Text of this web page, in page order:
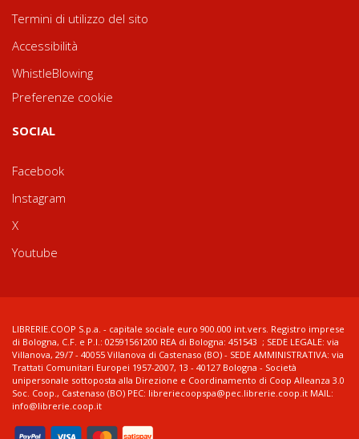
Termini di utilizzo del sito
Accessibilità
WhistleBlowing
Preferenze cookie
SOCIAL
Facebook
Instagram
X
Youtube
LIBRERIE.COOP S.p.a. - capitale sociale euro 900.000 int.vers. Registro imprese
di Bologna, C.F. e P.I.: 02591561200 REA di Bologna: 451543 ; SEDE LEGALE: via
Villanova, 29/7 - 40055 Villanova di Castenaso (BO) - SEDE AMMINISTRATIVA: via
Trattati Comunitari Europei 1957-2007, 13 - 40127 Bologna - Società
unipersonale sottoposta alla Direzione e Coordinamento di Coop Alleanza 3.0
Soc. Coop., Castenaso (BO) PEC: libreriecoopspa@pec.librerie.coop.it MAIL:
info@librerie.coop.it